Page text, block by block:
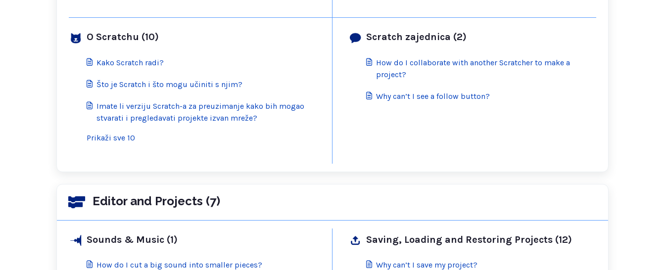
O Scratchu (10)
Kako Scratch radi?
Što je Scratch i što mogu učiniti s njim?
Imate li verziju Scratch-a za preuzimanje kako bih mogao
stvarati i pregledavati projekte izvan mreže?
Prikaži sve 10
Scratch zajednica (2)
How do I collaborate with another Scratcher to make a
project?
Why can’t I see a follow button?
Editor and Projects (7)
Sounds & Music (1)
How do I cut a big sound into smaller pieces?
Saving, Loading and Restoring Projects (12)
Why can’t I save my project?